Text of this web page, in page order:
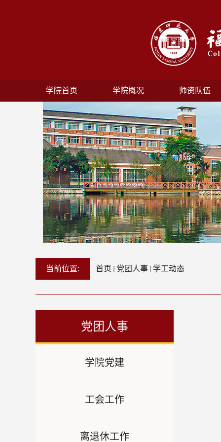
学院首页 学院概况 师资队伍
当前位置: 首页 党团人事 学工动态
党团人事
学院党建
工会工作
离退休工作